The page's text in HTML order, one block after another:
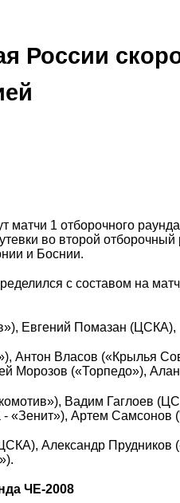
России
матчи 1 отборочного
во второй
и Боснии.
с составом на
Евгений Помазан (ЦСКА),
Антон Власов («Крылья
Морозов («Торпедо»),
Вадим Гаглоев
«Зенит»), Артем Самсонов
Александр
ЧЕ-2008